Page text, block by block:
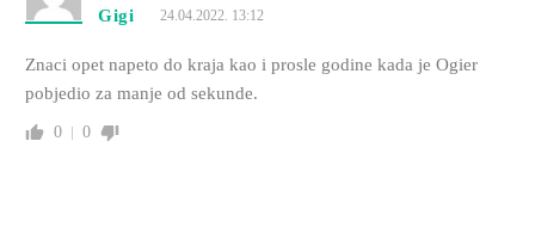
Gigi 24.04.2022. 13:12
Znaci opet napeto do kraja kao i prosle godine kada je Ogier
pobjedio za manje od sekunde.
0 0